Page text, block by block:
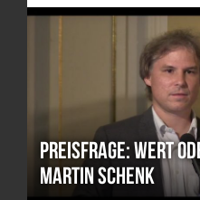
Preisfrage: Wert
Martin Schenk